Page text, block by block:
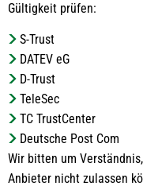
Gültigkeit prüfen:
S-Trust
DATEV eG
D-Trust
TeleSec
TC TrustCenter
Deutsche Post Com
Wir bitten um
Anbieter nicht zulassen